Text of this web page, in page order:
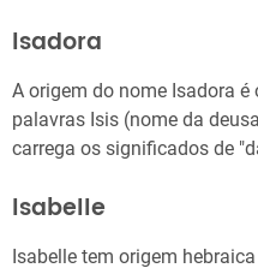
Isadora
A origem do nome Isadora
palavras Isis (nome da
carrega os significados de
Isabelle
Isabelle tem origem